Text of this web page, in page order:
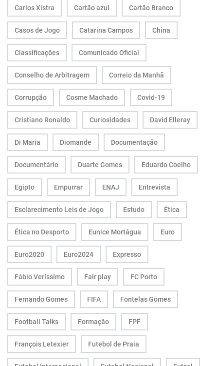
Carlos Xistra Cartão azul Cartão Branco
Casos de Jogo Catarina Campos China
Classificações Comunicado Oficial
Conselho de Arbitragem Correio da Manhã
Corrupção Cosme Machado Covid-19
Cristiano Ronaldo Curiosidades David Elleray
Di Maria Diomande Documentação
Documentário Duarte Gomes Eduardo Coelho
Egipto Empurrar ENAJ Entrevista
Esclarecimento Leis de Jogo Estudo Ética
Ética no Desporto Eunice Mortágua Euro
Euro2020 Euro2024 Expresso
Fábio Veríssimo Fair play FC Porto
Fernando Gomes FIFA Fontelas Gomes
Football Talks Formação FPF
François Letexier Futebol de Praia